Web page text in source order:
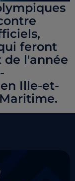
feront
l'année
Ille-et-